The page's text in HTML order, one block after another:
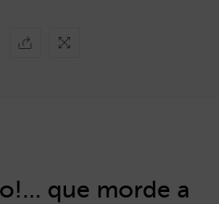
que morde a